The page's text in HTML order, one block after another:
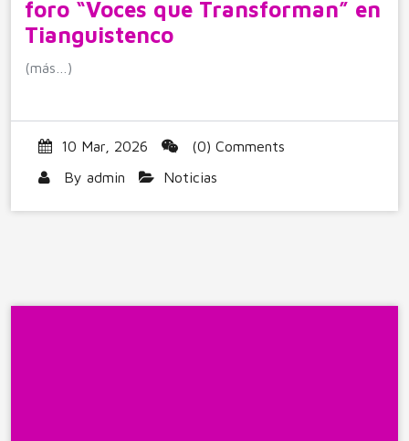
foro “Voces que Transforman” en
Tianguistenco
(más…)
10 Mar, 2026
(0) Comments
By admin Noticias